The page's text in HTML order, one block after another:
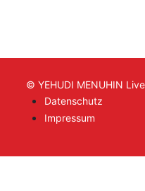
© YEHUDI MENUHIN
Datenschutz
Impressum